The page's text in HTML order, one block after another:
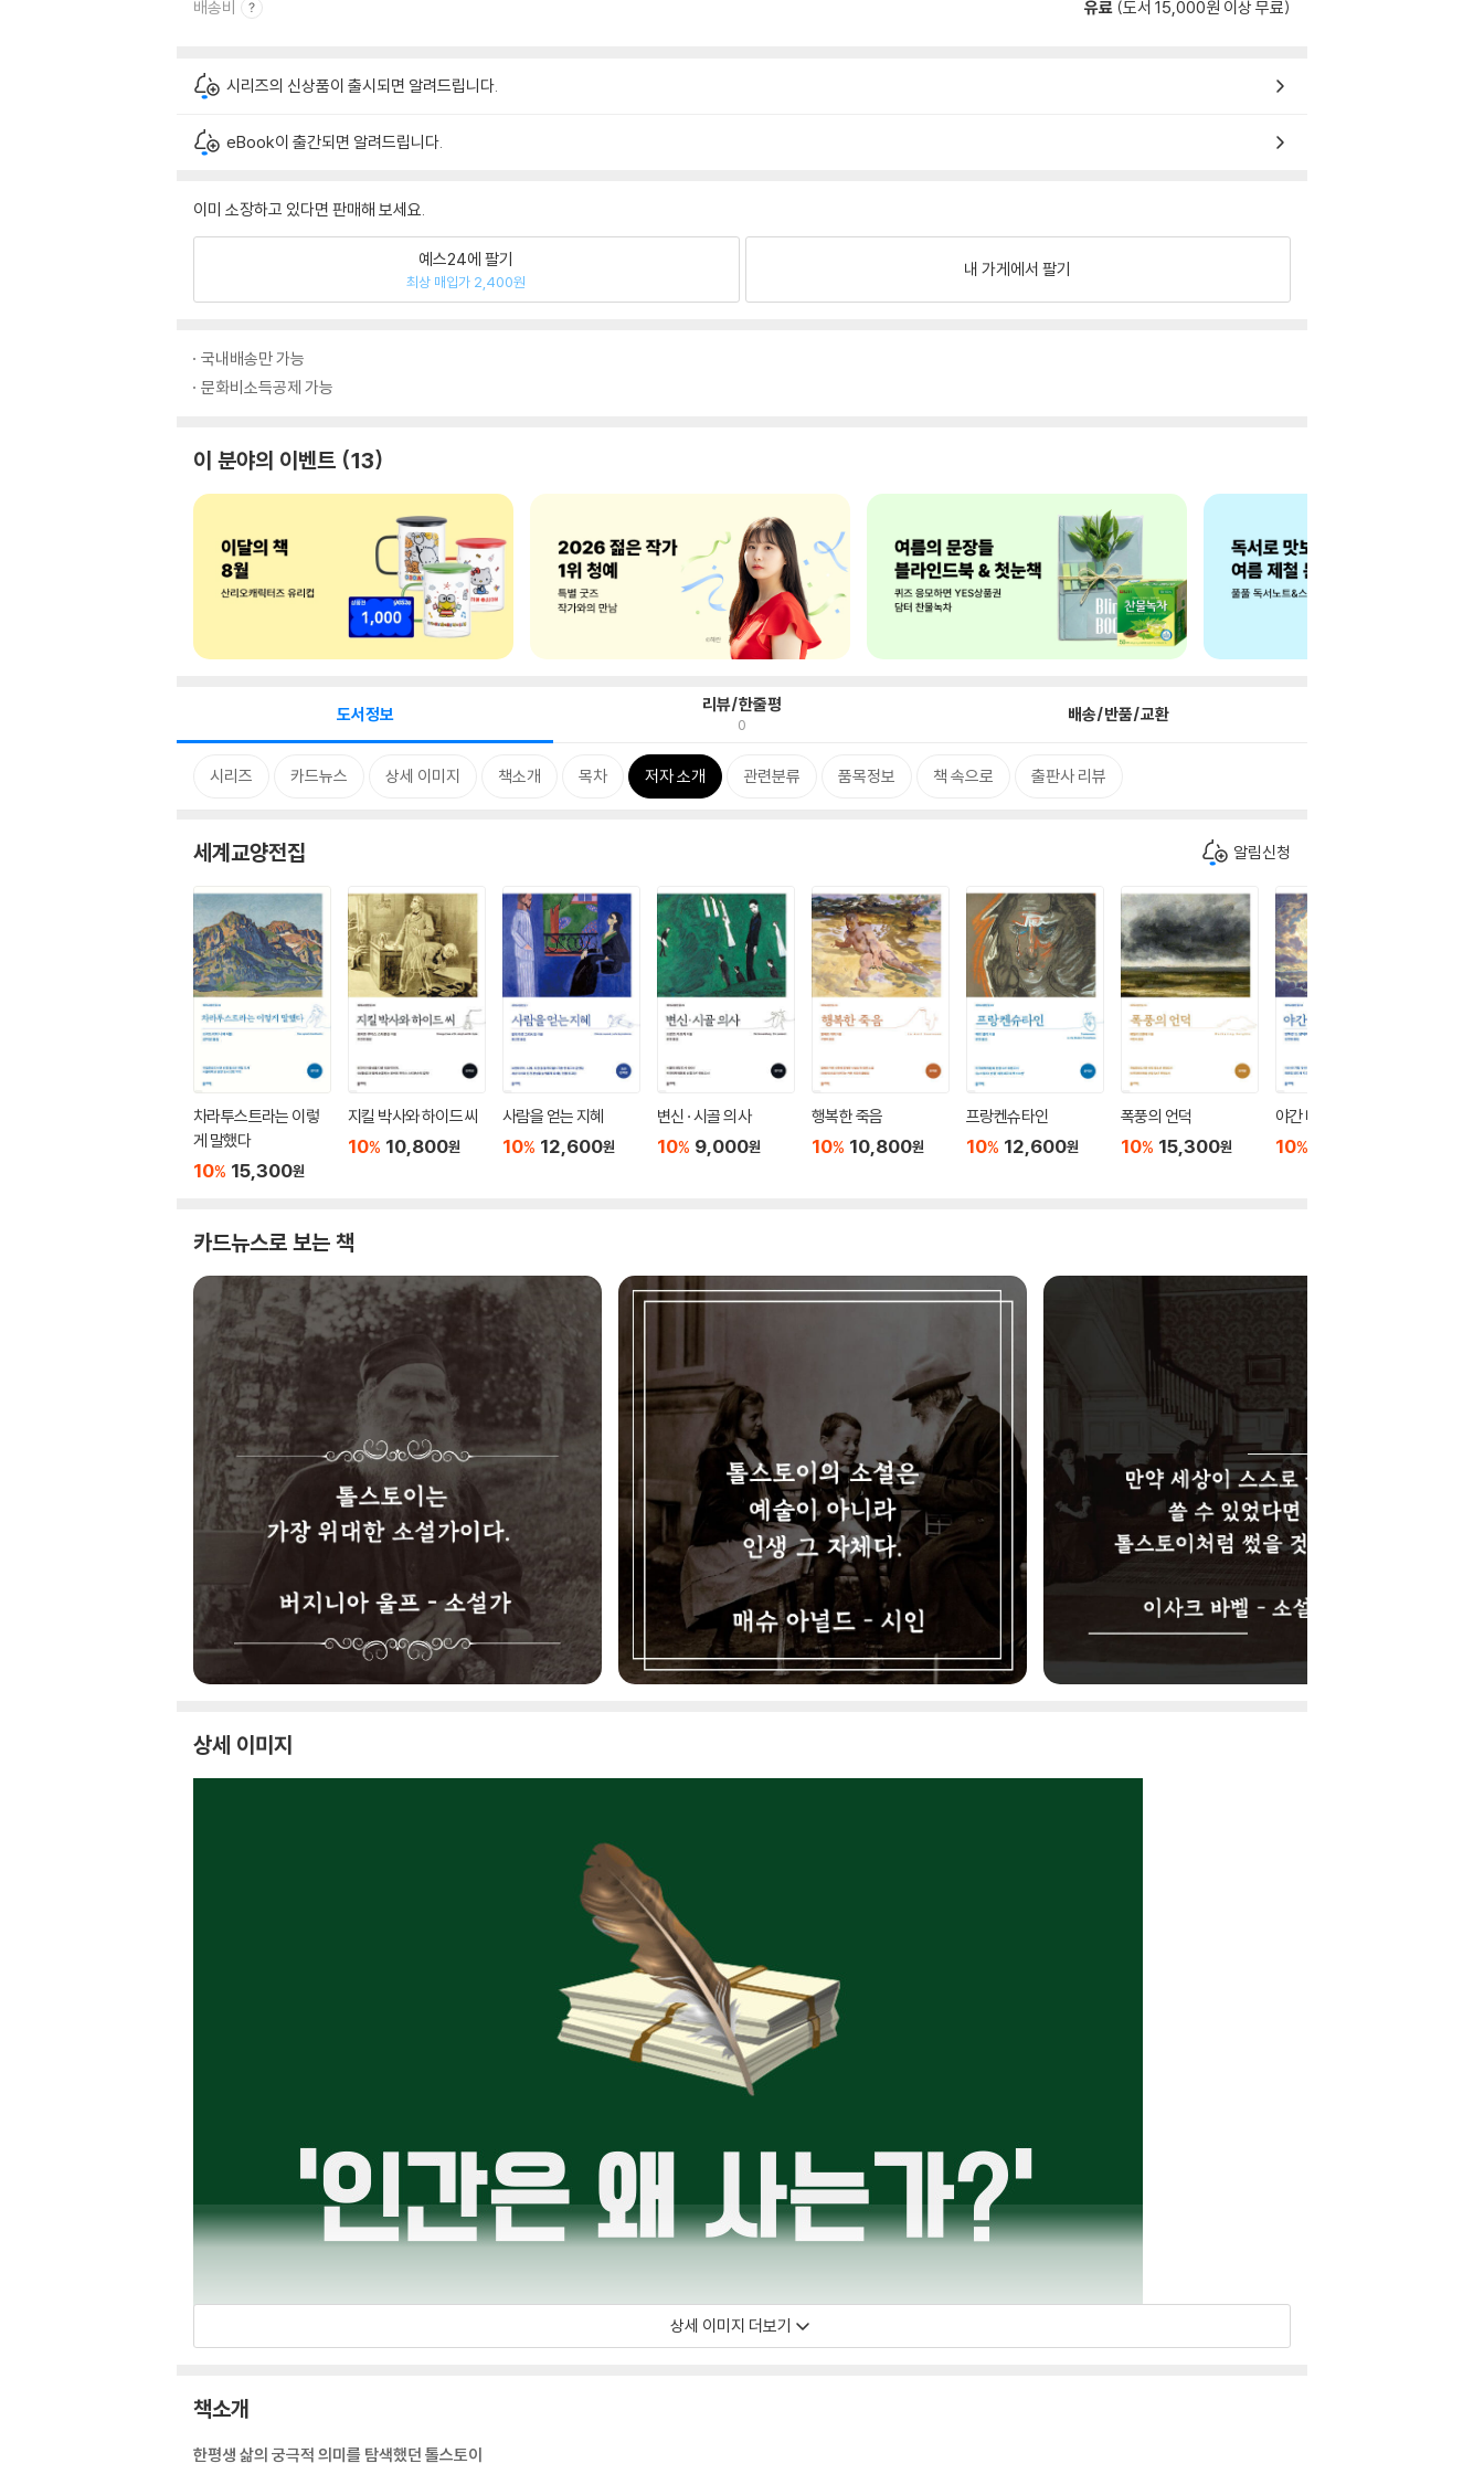
배송비 유료 (도서 15,000원 이상 무료)
시리즈의 신상품이 출시되면 알려드립니다.
eBook이 출간되면 알려드립니다.
이미 소장하고 있다면 판매해 보세요.
예스24에 팔기
최상 매입가 2,400원
내 가게에서 팔기
국내배송만 가능
문화비소득공제 가능
이 분야의 이벤트 13
도서정보 리뷰/한줄평
0 배송/반품/교환
시리즈 카드뉴스 상세 이미지 책소개 목차 저자 소개 관련분류 품목정보 책 속으로 출판사 리뷰
세계교양전집 알림신청
차라투스트라는 이렇
게 말했다
10% 15,300원
지킬 박사와 하이드 씨
10% 10,800원
사람을 얻는 지혜
10% 12,600원
변신 · 시골 의사
10% 9,000원
행복한 죽음
10% 10,800원
프랑켄슈타인
10% 12,600원
폭풍의 언덕
10% 15,300원
야간 비행
10%
카드뉴스로 보는 책
상세 이미지
상세 이미지 더보기
책소개
한평생 삶의 궁극적 의미를 탐색했던 톨스토이